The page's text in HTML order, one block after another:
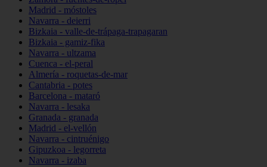
Madrid - móstoles
Navarra - deierri
Bizkaia - valle-de-trápaga-trapagaran
Bizkaia - gamiz-fika
Navarra - ultzama
Cuenca - el-peral
Almería - roquetas-de-mar
Cantabria - potes
Barcelona - mataró
Navarra - lesaka
Granada - granada
Madrid - el-vellón
Navarra - cintruénigo
Gipuzkoa - legorreta
Navarra - izaba